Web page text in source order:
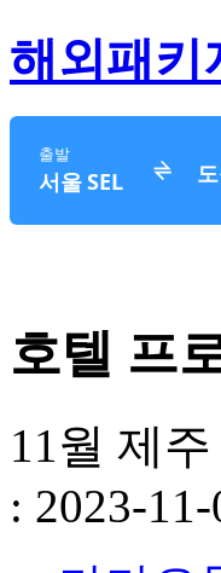
해외패키
호텔 프
11월 제
: 2023-